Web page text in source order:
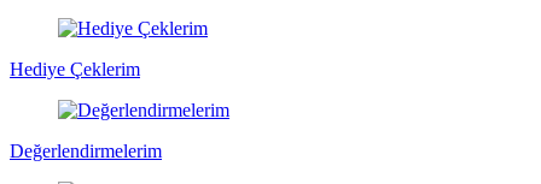
Hediye Çeklerim
Değerlendirmelerim